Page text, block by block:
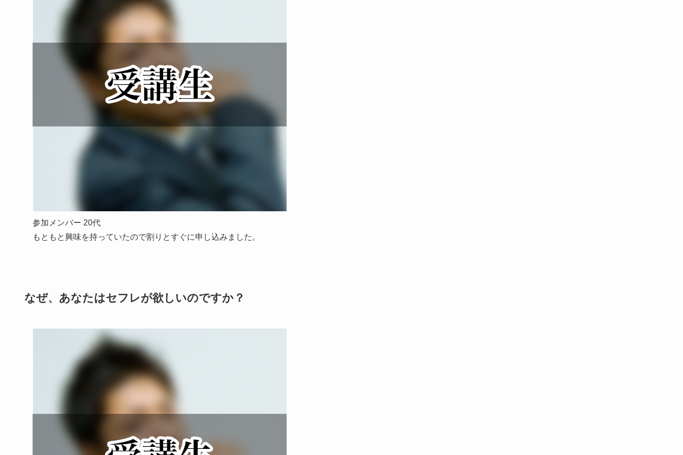
参加メンバー 20代
もともと興味を持っていたので割りとすぐに申し込みました。
なぜ、あなたはセフレが欲しいのですか？